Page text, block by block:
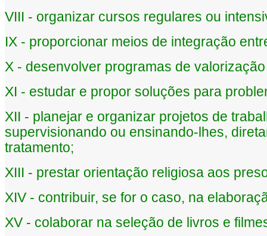
VIII - organizar cursos regulares ou
IX - proporcionar meios de integração
X - desenvolver programas de
XI - estudar e propor soluções para
XII - planejar e organizar projetos de
supervisionando ou ensinando-lhes,
tratamento;
XIII - prestar orientação religiosa aos
XIV - contribuir, se for o caso, na
XV - colaborar na seleção de livros e